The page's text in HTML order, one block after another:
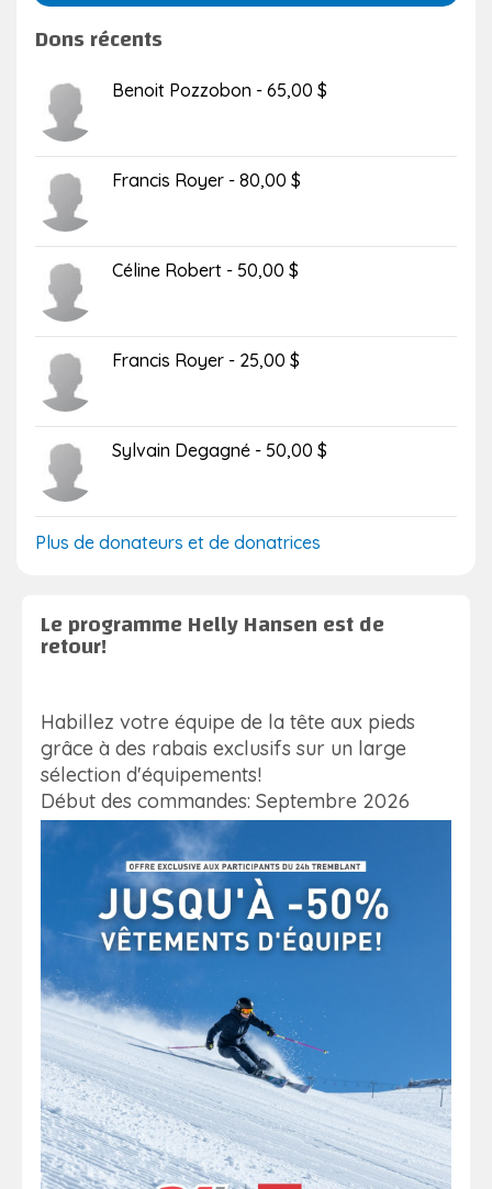
Dons récents
Benoit Pozzobon - 65,00 $
Francis Royer - 80,00 $
Céline Robert - 50,00 $
Francis Royer - 25,00 $
Sylvain Degagné - 50,00 $
Plus de donateurs et de donatrices
Le programme Helly Hansen est de
retour!
Habillez votre équipe de la tête aux pieds
grâce à des rabais exclusifs sur un large
sélection d'équipements!
Début des commandes: Septembre 2026